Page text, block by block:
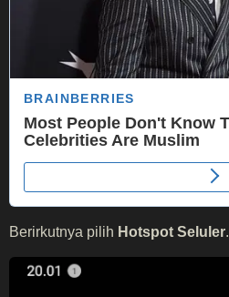
Berirkutnya pilih Hotspot Seluler.